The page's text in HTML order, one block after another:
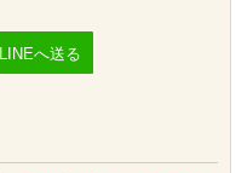
LINEへ送る